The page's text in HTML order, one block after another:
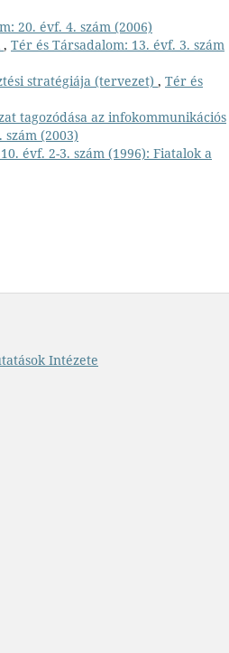
20. évf. 4. szám (2006)
, Tér és Társadalom: 13. évf. 3. szám
stratégiája (tervezet) , Tér és
tagozódása az infokommunikációs
(2003)
évf. 2-3. szám (1996): Fiatalok a
Intézete